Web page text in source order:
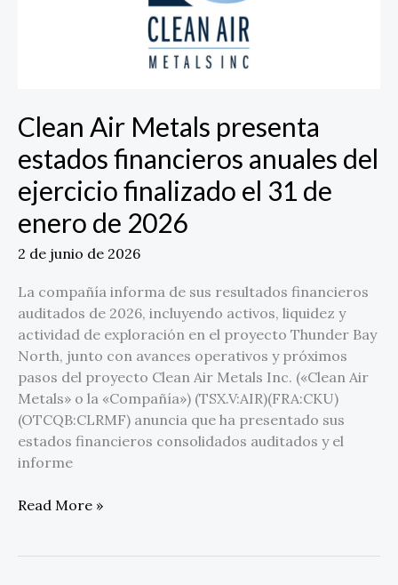
Clean Air Metals presenta
estados financieros anuales del
ejercicio finalizado el 31 de
enero de 2026
2 de junio de 2026
La compañía informa de sus resultados financieros
auditados de 2026, incluyendo activos, liquidez y
actividad de exploración en el proyecto Thunder Bay
North, junto con avances operativos y próximos
pasos del proyecto Clean Air Metals Inc. («Clean Air
Metals» o la «Compañía») (TSX.V:AIR)(FRA:CKU)
(OTCQB:CLRMF) anuncia que ha presentado sus
estados financieros consolidados auditados y el
informe
31
de
enero
de
2026
Read More »